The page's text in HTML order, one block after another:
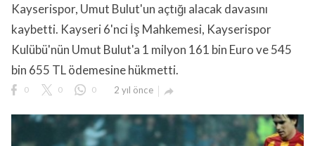
Kayserispor, Umut Bulut'un açtığı alacak davasını
kaybetti. Kayseri 6'nci İş Mahkemesi, Kayserispor
Kulübü'nün Umut Bulut'a 1 milyon 161 bin Euro ve 545
bin 655 TL ödemesine hükmetti.
0 0 0 2 yıl önce 